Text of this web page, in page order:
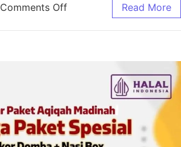
Comments Off Read More